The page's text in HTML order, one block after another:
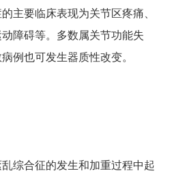
主要临床表现为关节区疼痛、
障碍等。多数属关节功能失
例也可发生器质性改变。
综合征的发生和加重过程中起